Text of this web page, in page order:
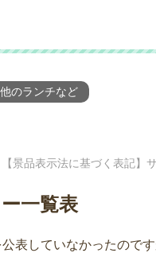
のランチなど
【景品表示法に基づく表記】
一覧表
表していなかったのです